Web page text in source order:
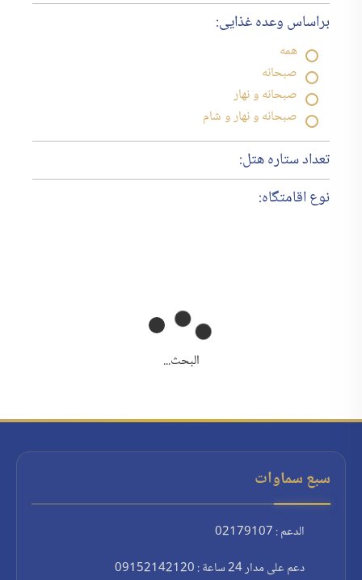
براساس وعده غذایی:
همه
صبحانه
صبحانه و نهار
صبحانه و نهار و شام
تعداد ستاره هتل:
نوع اقامتگاه:
البحث...
سبع سماوات
الدعم : 02179107
دعم على مدار 24 ساعة : 09152142120